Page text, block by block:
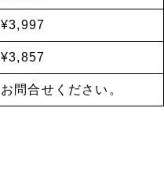
¥3,997
¥3,857
お問合せください。